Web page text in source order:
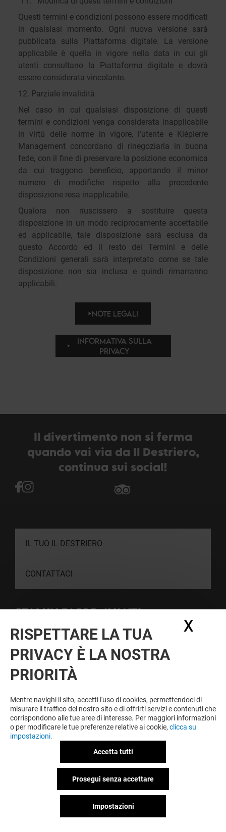
Questi termini e condizioni possono essere modificati
in qualsiasi momento. Ogni nuova versione sarà
pubblicata sulla Piattaforma digitale. La versione
applicabile è quella in vigore nella data in cui gli
utenti consultano la Piattaforma digitale e dovrà
essere considerata vincolante.
12. Parziale invalidità
Nel caso in cui qualsiasi disposizione di questi
termini e condizioni venga considerata inapplicabile
in virtù delle norme in vigore, l’utente e Klépierre
Management concordano di rinegoziarla in buona
fede, con il fine di preservare la posizione economica
da cui traggono beneficio, apportando il minor
numero di modifiche rispetto alla precedente
disposizione resa inapplicabile.
Qualora non riuscissero a sostituire questa
disposizione in un modo reciprocamente accettabile
ed applicabile, tale disposizione sarà esclusa da
questo Accordo ed il resto dei Termini e delle
Condizioni generali sarà interpretato come se tale
disposizione non sia inclusa e quindi rimarranno
applicabili.
NOTE LEGALI
INFORMATIVA SULLA
PRIVACY
Il divertimento non si ferma
quando vai via da Il Destriero,
continua sui social!
IL TUO IL DESTRIERO
CONTATTACI
STAI UN PASSO AVANTI
newsletter e non perderti nulla!
Dichiaro di avere letto
mio consenso al trattamento dei miei dati
Condizioni d'utilizzoNote legali
Informativa sulla privacy
Informativa contatti e affitto spazi
Informativa sui cookies
Politica ambientale
RISPETTARE LA TUA
PRIVACY È LA NOSTRA
PRIORITÀ
Mentre navighi il sito, accetti l'uso di cookies, permettendoci di
misurare il traffico del nostro sito e di offrirti servizi e contenuti che
corrispondono alle tue aree di interesse. Per maggiori informazioni
o per modificare le tue preferenze relative ai cookie, clicca su
impostazioni.
Accetta tutti
Prosegui senza accettare
Impostazioni
X